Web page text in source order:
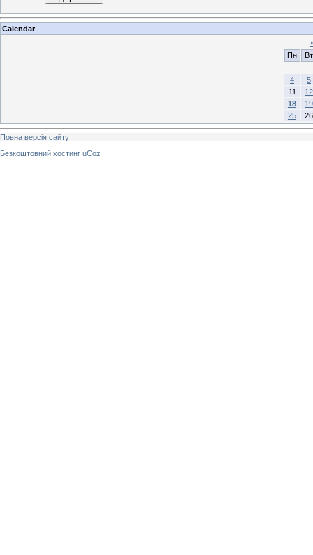
Calendar
Пн
Вт
4
5
11
12
18
19
25
26
Повна версія сайту
Безкоштовний хостинг uCoz